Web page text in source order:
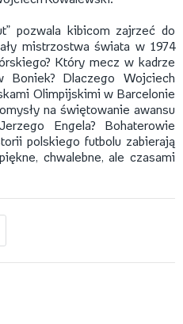
pozwala kibicom zajrzeć do
mistrzostwa świata w 1974
Który mecz w kadrze
Boniek? Dlaczego Wojciech
Olimpijskimi w Barcelonie
na świętowanie awansu
Engela? Bohaterowie
polskiego futbolu zabierają
chwalebne, ale czasami